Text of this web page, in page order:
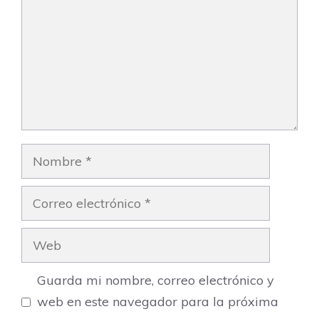
Nombre
Correo
electrónico
Web
Guarda mi nombre, correo electrónico y
web en este navegador para la próxima